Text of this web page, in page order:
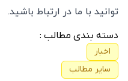
توانید با ما در ارتباط باشید.
دسته بندی مطالب :
اخبار
سایر مطالب